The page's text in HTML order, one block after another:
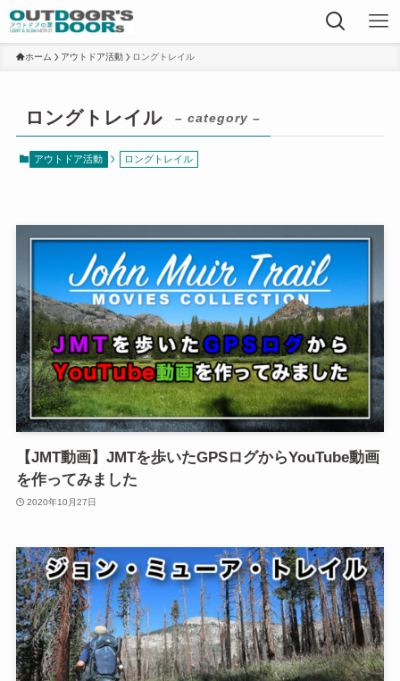
ホーム アウトドア活動 ロングトレイル
ロングトレイル – category –
アウトドア活動 ロングトレイル
【JMT動画】JMTを歩いたGPSログからYouTube動画
を作ってみました
2020年10月27日